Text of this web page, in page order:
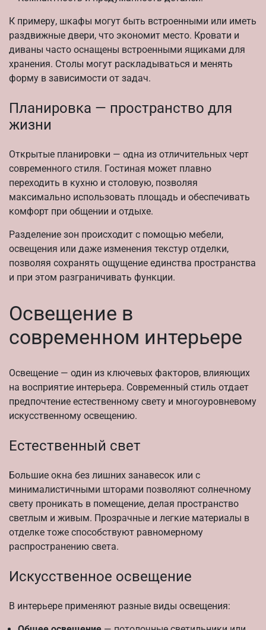
К примеру, шкафы могут быть встроенными или иметь
раздвижные двери, что экономит место. Кровати и
диваны часто оснащены встроенными ящиками для
хранения. Столы могут раскладываться и менять
форму в зависимости от задач.
Планировка — пространство для
жизни
Открытые планировки — одна из отличительных черт
современного стиля. Гостиная может плавно
переходить в кухню и столовую, позволяя
максимально использовать площадь и обеспечивать
комфорт при общении и отдыхе.
Разделение зон происходит с помощью мебели,
освещения или даже изменения текстур отделки,
позволяя сохранять ощущение единства пространства
и при этом разграничивать функции.
Освещение в
современном интерьере
Освещение — один из ключевых факторов, влияющих
на восприятие интерьера. Современный стиль отдает
предпочтение естественному свету и многоуровневому
искусственному освещению.
Естественный свет
Большие окна без лишних занавесок или с
минималистичными шторами позволяют солнечному
свету проникать в помещение, делая пространство
светлым и живым. Прозрачные и легкие материалы в
отделке тоже способствуют равномерному
распространению света.
Искусственное освещение
В интерьере применяют разные виды освещения: